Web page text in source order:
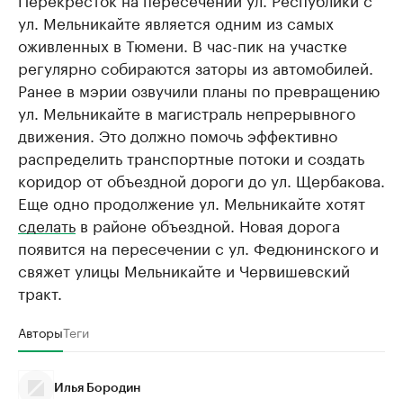
ул. Мельникайте является одним из самых
оживленных в Тюмени. В час-пик на участке
регулярно собираются заторы из автомобилей.
Ранее в мэрии озвучили планы по превращению
ул. Мельникайте в магистраль непрерывного
движения. Это должно помочь эффективно
распределить транспортные потоки и создать
коридор от объездной дороги до ул. Щербакова.
Еще одно продолжение ул. Мельникайте хотят
сделать в районе объездной. Новая дорога
появится на пересечении с ул. Федюнинского и
свяжет улицы Мельникайте и Червишевский
тракт.
АвторыТеги
Илья Бородин